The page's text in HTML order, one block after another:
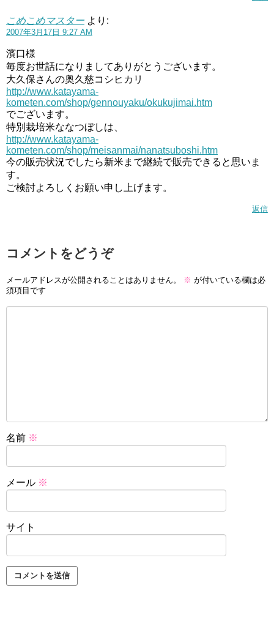
こめこめマスター より:
2007年3月17日 9:27 AM
濱口様
毎度お世話になりましてありがとうございます。
大久保さんの奥久慈コシヒカリ
http://www.katayama-
kometen.com/shop/gennouyaku/okukujimai.htm
でございます。
特別栽培米ななつぼしは、
http://www.katayama-
kometen.com/shop/meisanmai/nanatsuboshi.htm
今の販売状況でしたら新米まで継続で販売できると思いま
す。
ご検討よろしくお願い申し上げます。
返信
コメントをどうぞ
メールアドレスが公開されることはありません。 ※ が付いている欄は必
須項目です
名前 ※
メール ※
サイト